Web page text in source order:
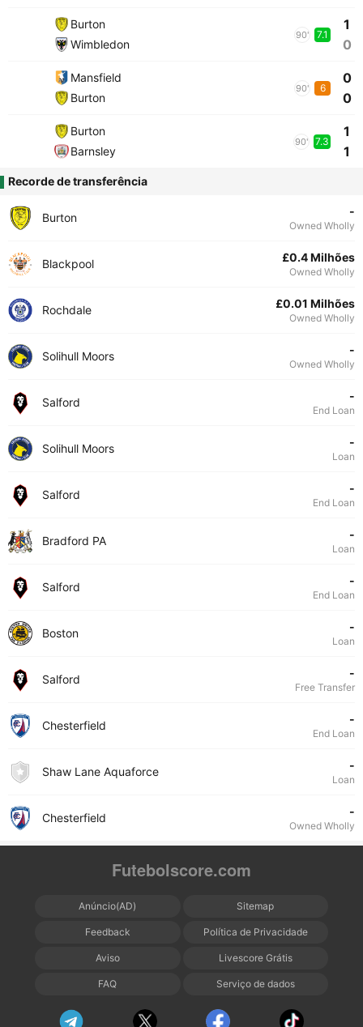
Burton
Wimbledon
90' 7.1
1
0
Mansfield
Burton
90' 6
0
0
Burton
Barnsley
90' 7.3
1
1
Recorde de transferência
Burton -
Owned Wholly
Blackpool £0.4 Milhões
Owned Wholly
Rochdale £0.01 Milhões
Owned Wholly
Solihull Moors -
Owned Wholly
Salford -
End Loan
Solihull Moors -
Loan
Salford -
End Loan
Bradford PA -
Loan
Salford -
End Loan
Boston -
Loan
Salford -
Free Transfer
Chesterfield -
End Loan
Shaw Lane Aquaforce -
Loan
Chesterfield -
Owned Wholly
Futebolscore.com
Anúncio(AD) Sitemap
Feedback Política de Privacidade
Aviso Livescore Grátis
FAQ Serviço de dados